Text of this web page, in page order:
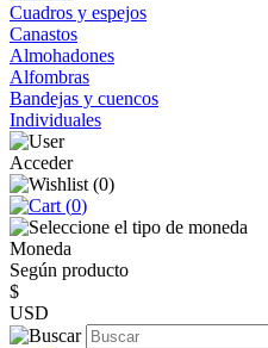
Cuadros y espejos
Canastos
Almohadones
Alfombras
Bandejas y cuencos
Individuales
Acceder
(0)
(0)
Moneda
Según producto
$
USD